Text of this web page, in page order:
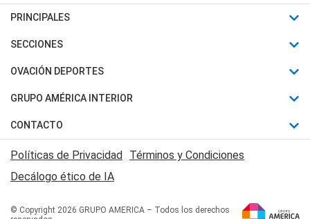
PRINCIPALES
Últimas Noticias
Política
Judiciales
Economia
SECCIONES
Horóscopo
Motores
Trucos caseros
Series y Películas
Edictos y Solicitadas
OVACIÓN DEPORTES
Fútbol
Mundial
Automovilismo
Rugby
Básquet
GRUPO AMÉRICA INTERIOR
Canal 7 en Vivo
San Juan 8
CONTACTO
Acerca de Nosotros
Contactanos
Políticas de Privacidad Términos y Condiciones
Decálogo ético de IA
© Copyright 2026 GRUPO AMERICA – Todos los derechos